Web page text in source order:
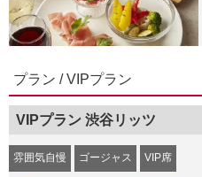
プラン / VIPプラン
VIPプラン 渋谷リッツ
雰囲気自慢 ゴージャス VIP席